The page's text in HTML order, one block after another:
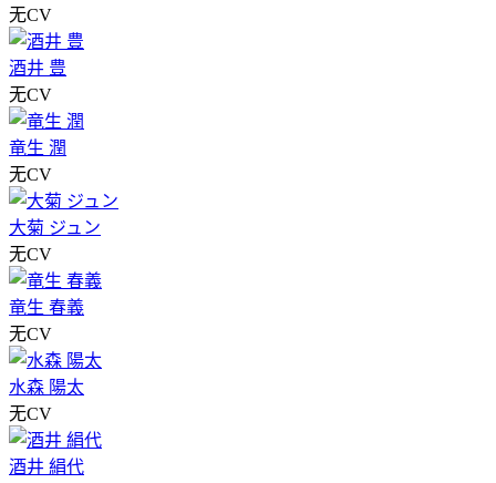
无CV
酒井 豊
无CV
竜生 潤
无CV
大菊 ジュン
无CV
竜生 春義
无CV
水森 陽太
无CV
酒井 絹代